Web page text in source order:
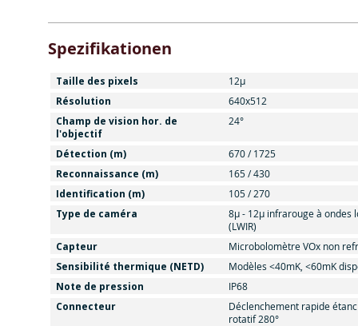
Spezifikationen
Taille des pixels 12μ
Résolution 640x512
Champ de vision hor. de
l'objectif
24°
Détection (m) 670 / 1725
Reconnaissance (m) 165 / 430
Identification (m) 105 / 270
Type de caméra
8μ - 12μ infrarouge à ondes
(LWIR)
Capteur Microbolomètre VOx non
Sensibilité thermique (NETD) Modèles <40mK, <60mK
Note de pression IP68
Connecteur
Déclenchement rapide
rotatif 280°